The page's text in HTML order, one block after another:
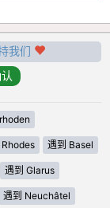
我们
遇到 Basel
遇到 Glarus
遇到 Neuchâtel